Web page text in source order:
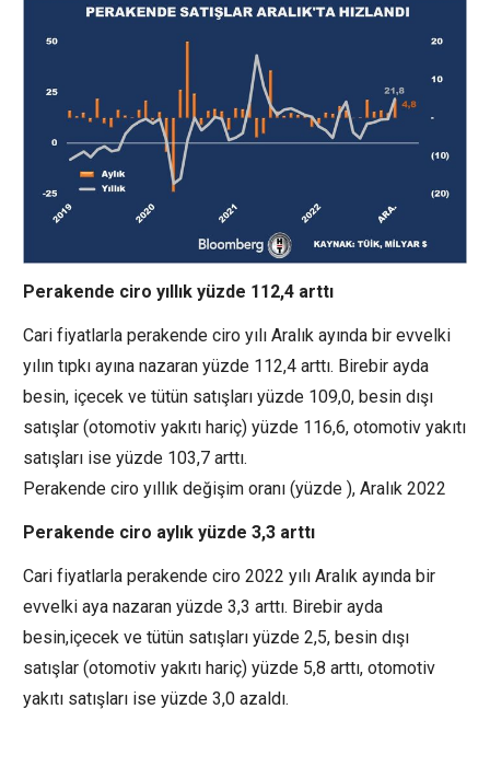
Perakende ciro yıllık yüzde 112,4 arttı
Cari fiyatlarla perakende ciro yılı Aralık ayında bir evvelki
yılın tıpkı ayına nazaran yüzde 112,4 arttı. Birebir ayda
besin, içecek ve tütün satışları yüzde 109,0, besin dışı
satışlar (otomotiv yakıtı hariç) yüzde 116,6, otomotiv yakıtı
satışları ise yüzde 103,7 arttı.
Perakende ciro yıllık değişim oranı (yüzde ), Aralık 2022
Perakende ciro aylık yüzde 3,3 arttı
Cari fiyatlarla perakende ciro 2022 yılı Aralık ayında bir
evvelki aya nazaran yüzde 3,3 arttı. Birebir ayda
besin,içecek ve tütün satışları yüzde 2,5, besin dışı
satışlar (otomotiv yakıtı hariç) yüzde 5,8 arttı, otomotiv
yakıtı satışları ise yüzde 3,0 azaldı.